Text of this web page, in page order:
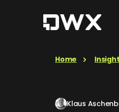
Home
Klaus